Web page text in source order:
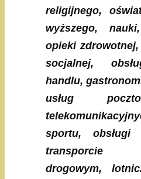
religijnego,
wyższego,
opieki zdrowotnej,
socjalnej,
handlu,
usług
sportu, obsługi
transporcie
drogowym,